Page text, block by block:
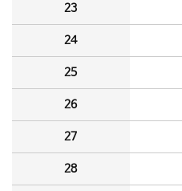
23
24
25
26
27
28